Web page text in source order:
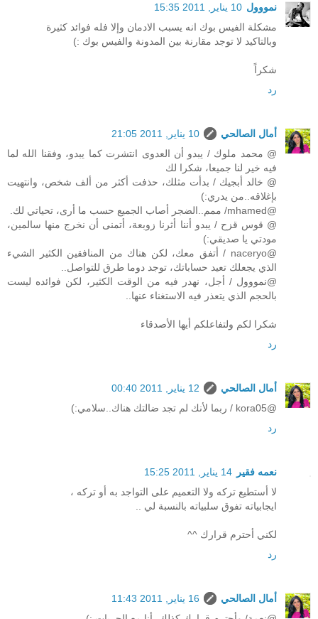
نمووول 10 يناير, 2011 15:35
مشكلة الفيس بوك انه يسبب الادمان وإلا فله فوائد كثيرة
وبالتاكيد لا توجد مقارنة بين المدونة والفيس بوك :)
شكراً
رد
أمال الصالحي
10 يناير, 2011 21:05
@ محمد ملوك / يبدو أن العدوى انتشرت كما يبدو، وفقنا الله لما
فيه خير لنا جميعا، شكرا لك
@ خالد أبجيك / بدأت مثلك، حذفت أكثر من ألف شخص، وانتهيت
بإغلاقه..من يدري:)
@mhamed/ ممم..الضجر أصاب الجميع حسب ما أرى، تحياتي لك.
@ قوس قزح / يبدو أننا أثرنا زوبعة، أتمنى أن نخرج منها سالمين،
مودتي يا صديقي:)
@naceryo / أتفق معك، لكن هناك من المنافقين الكثير الشيء
الذي يجعلك تعيد حساباتك، توجد دوما طرق للتواصل..
@نمووول / أجل، نهدر فيه من الوقت الكثير، لكن فوائده ليست
بالحجم الذي يتعذر فيه الاستغناء عنها..
شكرا لكم ولتفاعلكم أيها الأصدقاء
رد
أمال الصالحي
12 يناير, 2011 00:40
@kora05 / ربما لأنك لم تجد ضالتك هناك..سلامي:)
رد
نعمه فقير
14 يناير, 2011 15:25
لا أستطيع تركه ولا التعميم على التواجد به أو تركه ،
ايجابياته تفوق سلبياته بالنسبة لي ..
لكني أحترم قرارك ^^
رد
أمال الصالحي
16 يناير, 2011 11:43